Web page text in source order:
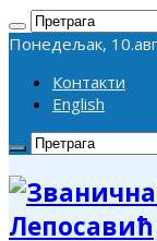
Понедељак,
Контакти
English